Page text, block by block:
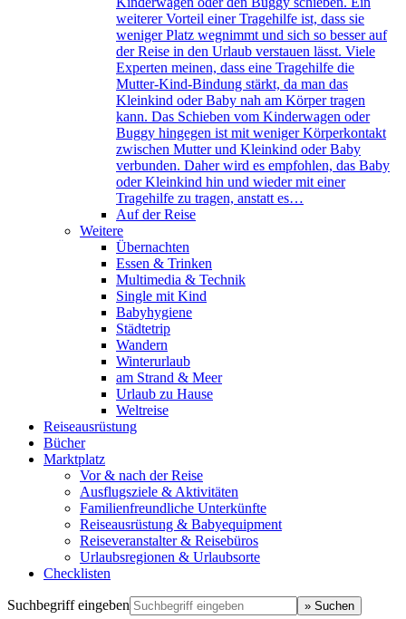
weiterer Vorteil einer Tragehilfe ist, dass sie
weniger Platz wegnimmt und sich so besser auf
der Reise in den Urlaub verstauen lässt. Viele
Experten meinen, dass eine Tragehilfe die
Mutter-Kind-Bindung stärkt, da man das
Kleinkind oder Baby nah am Körper tragen
kann. Das Schieben vom Kinderwagen oder
Buggy hingegen ist mit weniger Körperkontakt
zwischen Mutter und Kleinkind oder Baby
verbunden. Daher wird es empfohlen, das Baby
oder Kleinkind hin und wieder mit einer
Tragehilfe zu tragen, anstatt es…
Auf der Reise
Weitere
Übernachten
Essen & Trinken
Multimedia & Technik
Single mit Kind
Babyhygiene
Städtetrip
Wandern
Winterurlaub
am Strand & Meer
Urlaub zu Hause
Weltreise
Reiseausrüstung
Bücher
Marktplatz
Vor & nach der Reise
Ausflugsziele & Aktivitäten
Familienfreundliche Unterkünfte
Reiseausrüstung & Babyequipment
Reiseveranstalter & Reisebüros
Urlaubsregionen & Urlaubsorte
Checklisten
Suchbegriff eingeben » Suchen